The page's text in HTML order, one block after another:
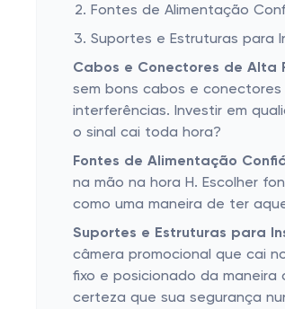
Fontes de Alimentação
Suportes e Estruturas para
Cabos e Conectores de Alta
sem bons cabos e conectores
interferências. Investir em
o sinal cai toda hora?
Fontes de Alimentação
na mão na hora H. Escolher
como uma maneira de ter
Suportes e Estruturas para
câmera promocional que cai
fixo e posicionado da
certeza que sua segurança